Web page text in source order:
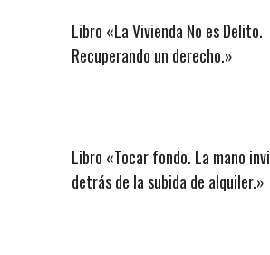
Libro «La Vivienda No es Delito.
Recuperando un derecho.»
Libro «Tocar fondo. La mano
detrás de la subida de alquiler.»